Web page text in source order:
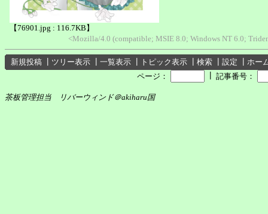
【76901.jpg : 116.7KB】
<Mozilla/4.0 (compatible; MSIE 8.0; Windows NT 6.0;
新規投稿 ツリー表示 一覧表示 トピック表示 検索 設定
ホー
ページ：
記事番号：
茶板管理担当 リバーウィンド＠akiharu国